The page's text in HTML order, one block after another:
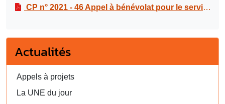
CP n° 2021 - 46 Appel à bénévolat pour le service minimum de restauration scolaire
Actualités
Appels à projets
La UNE du jour